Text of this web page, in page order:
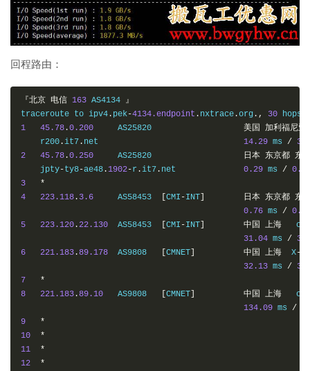
回程路由：
『北京 电信 163 AS4134 』
traceroute to ipv4 . pek-4134.endpoint . nxtrace .org ., 30 hops
1
45.78 .0.200
     AS25820
美国
加利福尼亚
    r200
.it7 . net 14.29 ms /
2
45.78 .0.250
     AS25820
日本 东京都 东
    jpty
-ty8-ae48 . 1902-r .it7 . net 0.29 ms /
3
*
4
223.118 . 3.6
     AS58453
[CMI -INT] 日本 东京都 东
0.76 ms /
5
223.120 .22.130
  AS58453
[CMI -INT] 中国 上海
   cmi
31.04 ms /
6
221.183 .89.178
  AS9808
[CMNET] 中国 上海
  X
-
32.13 ms /
7
*
8
221.183 .89.10
   AS9808
[CMNET] 中国 上海
134.09 ms /
9
*
10
*
11
*
12
*